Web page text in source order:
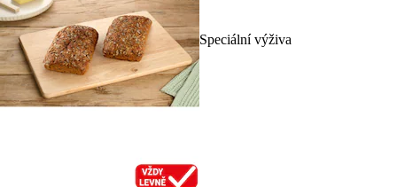
Speciální výživa